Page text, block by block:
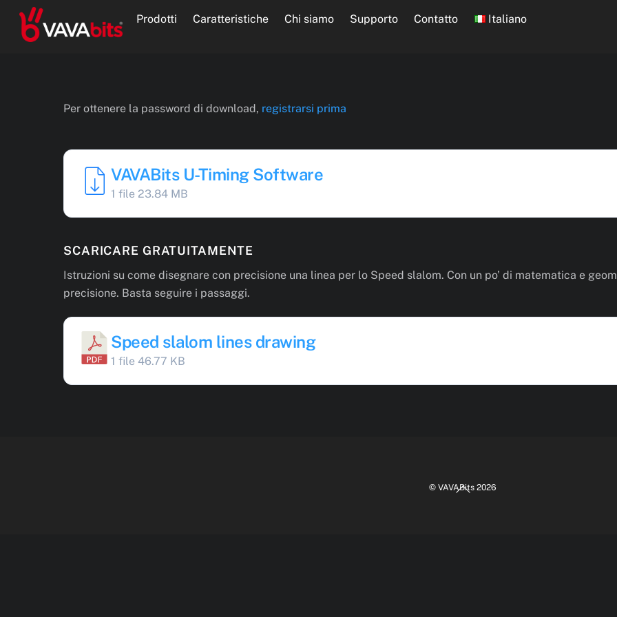
content
Prodotti Caratteristiche Chi siamo Supporto Contatto Italiano
Per ottenere la password di download, registrarsi prima
VAVABits U-Timing Software
1 file 23.84 MB
SCARICARE GRATUITAMENTE
Istruzioni su come disegnare con precisione una linea per lo Speed slalom. Con un po’ di matematica e
precisione. Basta seguire i passaggi.
Speed slalom lines drawing
1 file 46.77 KB
Back
© VAVABits 2026